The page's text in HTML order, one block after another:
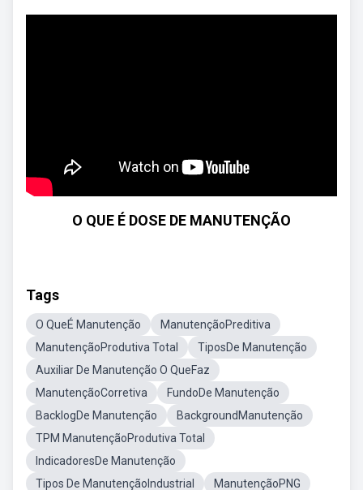
O QUE É DOSE DE MANUTENÇÃO
Tags
O QueÉ Manutenção
ManutençãoPreditiva
ManutençãoProdutiva Total
TiposDe Manutenção
Auxiliar De Manutenção O QueFaz
ManutençãoCorretiva
FundoDe Manutenção
BacklogDe Manutenção
BackgroundManutenção
TPM ManutençãoProdutiva Total
IndicadoresDe Manutenção
Tipos De ManutençãoIndustrial
ManutençãoPNG